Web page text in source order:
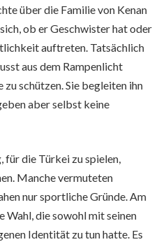
über die Familie von Kenan
ob er Geschwister hat oder
auftreten. Tatsächlich
aus dem Rampenlicht
zu schützen. Sie begleiten ihn
aber selbst keine
für die Türkei zu spielen,
Manche vermuteten
nur sportliche Gründe. Am
Wahl, die sowohl mit seinen
Identität zu tun hatte. Es